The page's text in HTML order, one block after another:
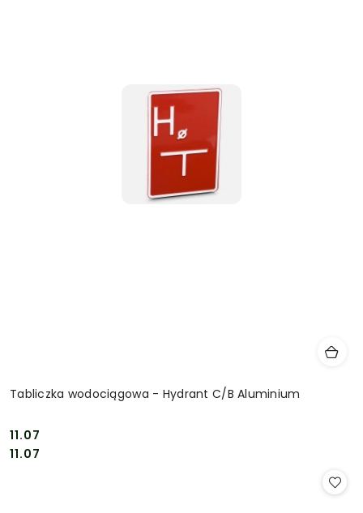
Tabliczka wodociągowa - Hydrant C/B Aluminium
Cena:
11.07
Cena:
11.07